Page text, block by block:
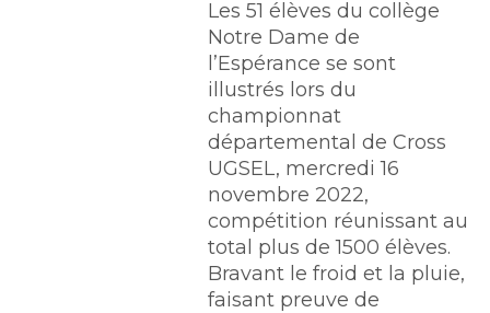
Les 51 élèves du collège
Notre Dame de
l’Espérance se sont
illustrés lors du
championnat
départemental de Cross
UGSEL, mercredi 16
novembre 2022,
compétition réunissant au
total plus de 1500 élèves.
Bravant le froid et la pluie,
faisant preuve de